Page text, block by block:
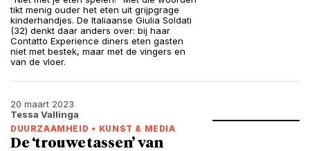
tikt menig ouder het eten uit grijpgrage
kinderhandjes. De Italiaanse Giulia Soldati
(32) denkt daar anders over: bij haar
Contatto Experience diners eten gasten
niet met bestek, maar met de vingers en
van de vloer.
20 maart 2023
Tessa Vallinga
DUURZAAMHEID • KUNST & MEDIA
De ‘trouwe tassen’ van